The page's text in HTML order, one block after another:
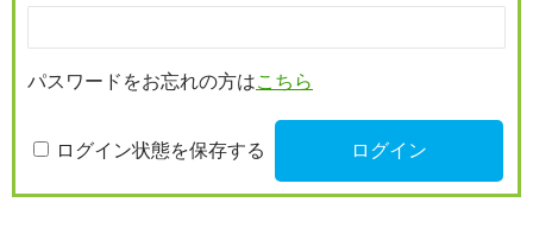
パスワードをお忘れの方はこちら
ログイン状態を保存する